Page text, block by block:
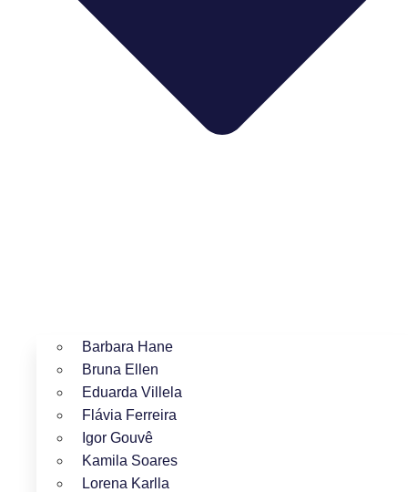
Barbara Hane
Bruna Ellen
Eduarda Villela
Flávia Ferreira
Igor Gouvê
Kamila Soares
Lorena Karlla